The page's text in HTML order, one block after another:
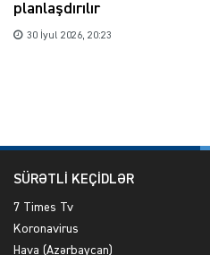
planlaşdırılır
30 İyul 2026, 20:23
SÜRƏTLİ KEÇİDLƏR
7 Times Tv
Koronavirus
Hava (Azərbaycan)